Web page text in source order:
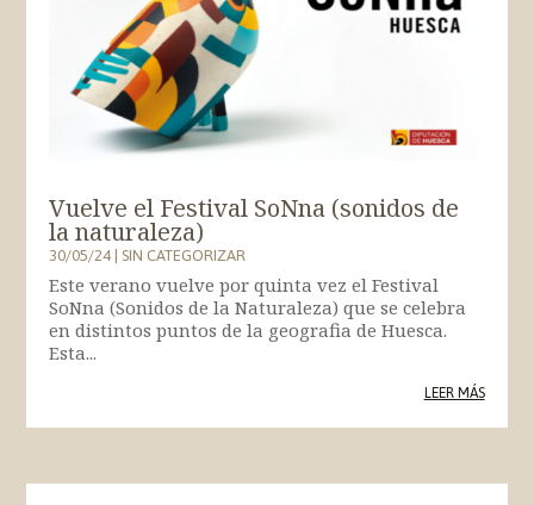
Vuelve el Festival SoNna (sonidos de
la naturaleza)
30/05/24| SIN CATEGORIZAR
Este verano vuelve por quinta vez el Festival
SoNna (Sonidos de la Naturaleza) que se celebra
en distintos puntos de la geografia de Huesca.
Esta...
LEER MÁS